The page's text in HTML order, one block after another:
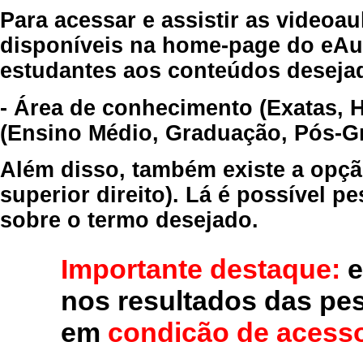
Para acessar e assistir as
disponíveis na home-page do
estudantes aos conteúdos
- Área de conhecimento (Exatas,
(Ensino Médio, Graduação, Pós-
Além disso, também existe a
superior direito). Lá é possível
sobre o termo desejado.
Importante destaque:
nos resultados das
em condição de